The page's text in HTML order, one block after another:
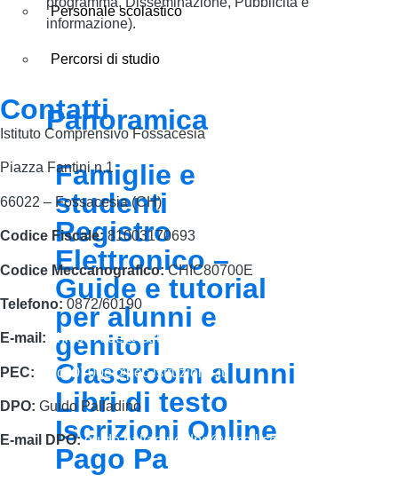
Personale scolastico
Percorsi di studio
Panoramica
Famiglie e
studenti
Registro
Elettronico –
Guide e tutorial
per alunni e
genitori
Classroom alunni
Libri di testo
Iscrizioni Online
Pago Pa
informazione).
Contatti
Istituto Comprensivo Fossacesia
Piazza Fantini n.1
66022 – Fossacesia (CH)
Codice Fiscale: 81003170693
Codice Meccanografico:CHIC80700E
Telefono: 0872/60190
E-mail: chic80700e@istruzione.it
PEC: chic80700e@pec.istruzione.it
DPO: Guido Palladino
E-mail DPO: guido.palladino.dpo@gmail.com